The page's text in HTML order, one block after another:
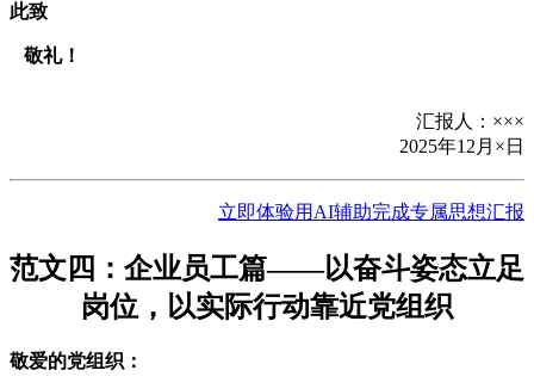
此致
敬礼！
汇报人：×××
2025年12月×日
立即体验用AI辅助完成专属思想汇报
范文四：企业员工篇——以奋斗姿态立足
岗位，以实际行动靠近党组织
敬爱的党组织：